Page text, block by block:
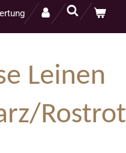
Leinen
Rostrot